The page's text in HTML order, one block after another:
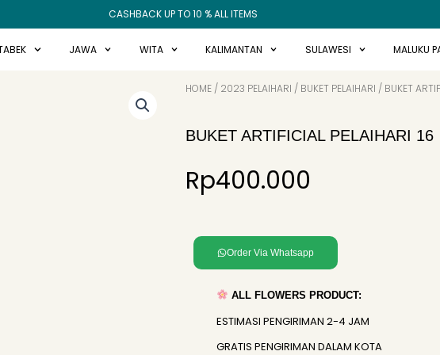
CASHBACK UP TO 10 % ALL ITEMS
JAWA WITA KALIMANTAN SULAWESI MALUKU
HOME / 2023 PELAIHARI / BUKET PELAIHARI / BUKET
BUKET ARTIFICIAL PELAIHARI 16
Rp400.000
Order Via Whatsapp
ALL FLOWERS PRODUCT:
ESTIMASI PENGIRIMAN 2-4 JAM
GRATIS PENGIRIMAN DALAM KOTA